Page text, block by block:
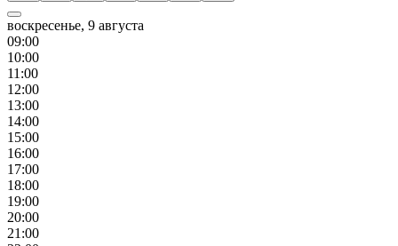
воскресенье, 9 августа
09:00
10:00
11 :00
12:00
13:00
14:00
15:00
16:00
17:00
18:00
19:00
20:00
21 :00